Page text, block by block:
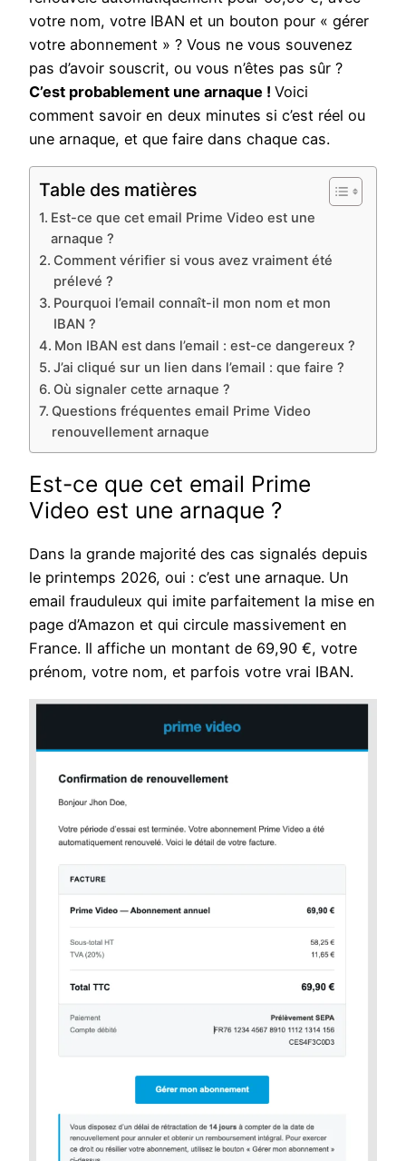
votre nom, votre IBAN et un bouton pour « gérer
votre abonnement » ? Vous ne vous souvenez
pas d’avoir souscrit, ou vous n’êtes pas sûr ?
C’est probablement une arnaque ! Voici
comment savoir en deux minutes si c’est réel ou
une arnaque, et que faire dans chaque cas.
Table des matières
Est-ce que cet email Prime Video est une
arnaque ?
Comment vérifier si vous avez vraiment été
prélevé ?
Pourquoi l’email connaît-il mon nom et mon
IBAN ?
Mon IBAN est dans l’email : est-ce dangereux ?
J’ai cliqué sur un lien dans l’email : que faire ?
Où signaler cette arnaque ?
Questions fréquentes email Prime Video
renouvellement arnaque
Est-ce que cet email Prime
Video est une arnaque ?
Dans la grande majorité des cas signalés depuis
le printemps 2026, oui : c’est une arnaque. Un
email frauduleux qui imite parfaitement la mise en
page d’Amazon et qui circule massivement en
France. Il affiche un montant de 69,90 €, votre
prénom, votre nom, et parfois votre vrai IBAN.